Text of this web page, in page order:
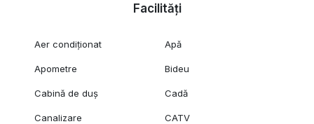
Facilități
Aer condiționat Apă
Apometre Bideu
Cabină de duș Cadă
Canalizare CATV